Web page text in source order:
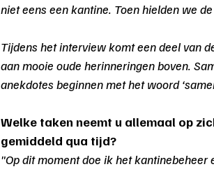
niet eens een kantine. Toen hielden we
Tijdens het interview komt een deel van
aan mooie oude herinneringen boven.
anekdotes beginnen met het woord
Welke taken neemt u allemaal op
gemiddeld qua tijd?
"Op dit moment doe ik het